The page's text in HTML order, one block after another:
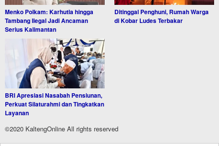
Menko Polkam: Karhutla hingga
Tambang Ilegal Jadi Ancaman
Serius Kalimantan
Ditinggal Penghuni, Rumah Warga
di Kobar Ludes Terbakar
BRI Apresiasi Nasabah Pensiunan,
Perkuat Silaturahmi dan Tingkatkan
Layanan
©2020 KaltengOnline All rights reserved